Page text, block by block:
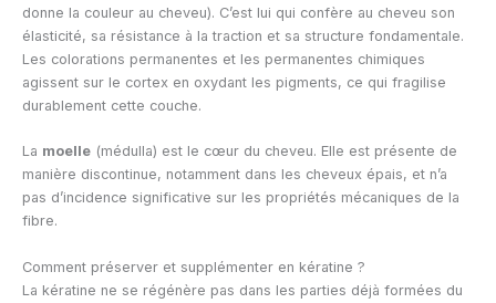
donne la couleur au cheveu). C’est lui qui confère au cheveu son
élasticité, sa résistance à la traction et sa structure fondamentale.
Les colorations permanentes et les permanentes chimiques
agissent sur le cortex en oxydant les pigments, ce qui fragilise
durablement cette couche.
La moelle (médulla) est le cœur du cheveu. Elle est présente de
manière discontinue, notamment dans les cheveux épais, et n’a
pas d’incidence significative sur les propriétés mécaniques de la
fibre.
Comment préserver et supplémenter en kératine ?
La kératine ne se régénère pas dans les parties déjà formées du